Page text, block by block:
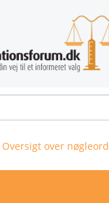
Oversigt over nøgleord